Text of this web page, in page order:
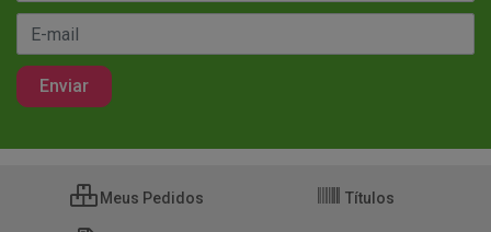
Meus Pedidos Títulos